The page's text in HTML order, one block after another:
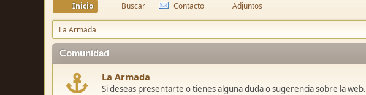
Inicio Buscar Contacto Adjuntos
La Armada
Comunidad
La Armada
Si deseas presentarte o tienes alguna duda o sugerencia sobre la web.